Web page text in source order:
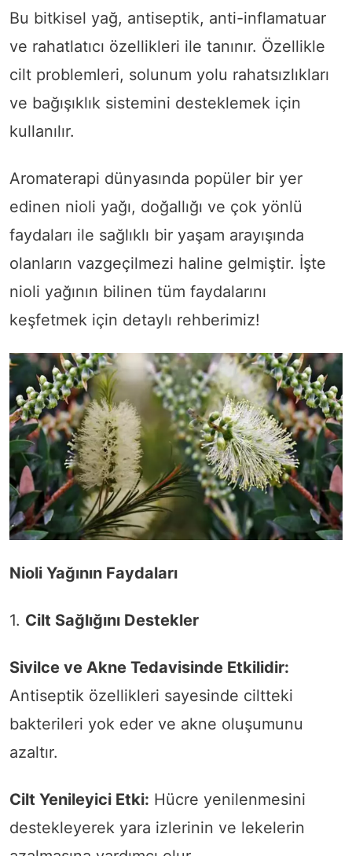
Bu bitkisel yağ, antiseptik, anti-inflamatuar
ve rahatlatıcı özellikleri ile tanınır. Özellikle
cilt problemleri, solunum yolu rahatsızlıkları
ve bağışıklık sistemini desteklemek için
kullanılır.
Aromaterapi dünyasında popüler bir yer
edinen nioli yağı, doğallığı ve çok yönlü
faydaları ile sağlıklı bir yaşam arayışında
olanların vazgeçilmezi haline gelmiştir. İşte
nioli yağının bilinen tüm faydalarını
keşfetmek için detaylı rehberimiz!
Nioli Yağının Faydaları
1. Cilt Sağlığını Destekler
Sivilce ve Akne Tedavisinde Etkilidir:
Antiseptik özellikleri sayesinde ciltteki
bakterileri yok eder ve akne oluşumunu
azaltır.
Cilt Yenileyici Etki: Hücre yenilenmesini
destekleyerek yara izlerinin ve lekelerin